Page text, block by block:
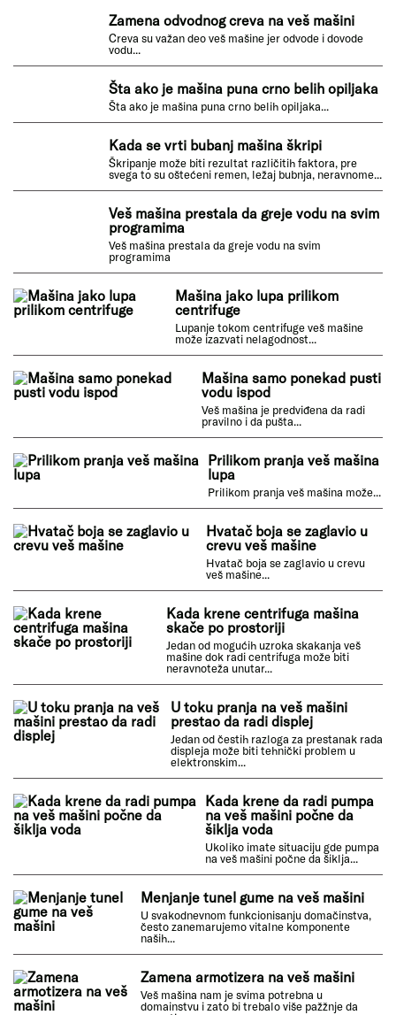
Šta ako nešto zapadne za bubanj veš
mašine?
Ako nešto zapadne za bubanj veš mašine, to može biti
frustrirajuće, ali postoje koraci koje možete preduzeti
da rešite ovaj problem.
Zamena odvodnog creva na veš mašini
Creva su važan deo veš mašine jer odvode i dovode
vodu...
Šta ako je mašina puna crno belih opiljaka
Šta ako je mašina puna crno belih opiljaka...
Kada se vrti bubanj mašina škripi
svega to su oštećeni remen, ležaj bubnja, neravnome...
programima
Veš mašina prestala da greje vodu na svim
Mašina jako lupa prilikom centrifuge
Lupanje tokom centrifuge veš mašine može izazvati
Mašina samo ponekad pusti vodu ispod
Veš mašina je predviđena da radi pravilno i da pušta...
Prilikom pranja veš mašina lupa
Prilikom pranja veš mašina može...
Hvatač boja se zaglavio u crevu veš
Hvatač boja se zaglavio u crevu veš mašine...
Kada krene centrifuga mašina skače po
prostoriji
Jedan od mogućih uzroka skakanja veš mašine dok
radi centrifuga može biti neravnoteža unutar...
U toku pranja na veš mašini prestao da
radi displej
Jedan od čestih razloga za prestanak rada displeja
može biti tehnički problem u elektronskim...
počne da šiklja voda
Ukoliko imate situaciju gde pumpa na veš mašini
počne da šiklja...